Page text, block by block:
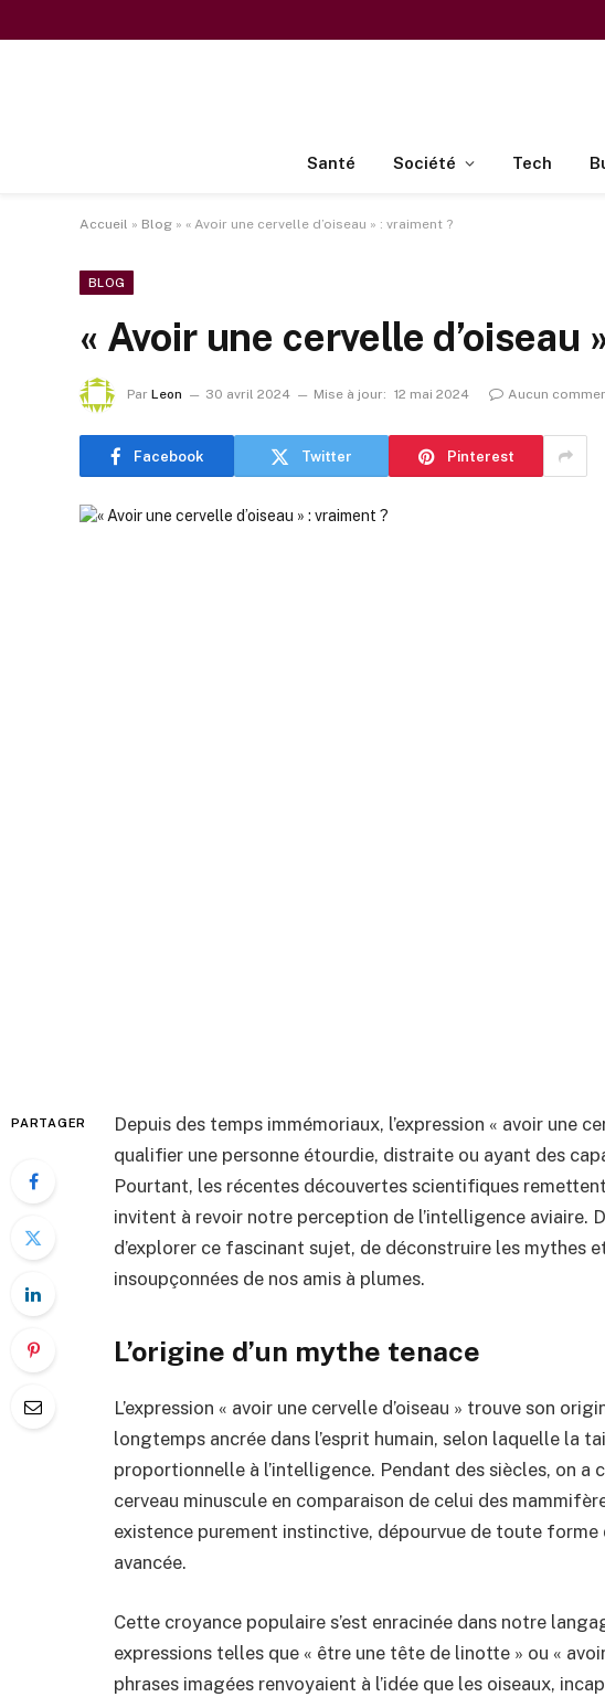
Santé Société Tech
Accueil » Blog » « Avoir une cervelle d’oiseau » : vraiment ?
BLOG
« Avoir une cervelle d’oiseau
Par Leon 30 avril 2024 Mise à jour: 12 mai 2024 Aucun
Facebook Twitter Pinterest
PARTAGER
Depuis des temps immémoriaux, l’expression « avoir une
qualifier une personne étourdie, distraite ou ayant des
Pourtant, les récentes découvertes scientifiques
invitent à revoir notre perception de l’intelligence aviaire.
d’explorer ce fascinant sujet, de déconstruire les mythes
insoupçonnées de nos amis à plumes.
L’origine d’un mythe tenace
L’expression « avoir une cervelle d’oiseau » trouve son
longtemps ancrée dans l’esprit humain, selon laquelle la
proportionnelle à l’intelligence. Pendant des siècles, on a
cerveau minuscule en comparaison de celui des
existence purement instinctive, dépourvue de toute
avancée.
Cette croyance populaire s’est enracinée dans notre
expressions telles que « être une tête de linotte » ou «
phrases imagées renvoyaient à l’idée que les oiseaux,